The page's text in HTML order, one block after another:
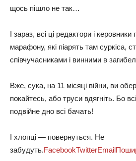
щось пішло не так…
І зараз, всі ці редактори і
марафону, які піарять там суркіса,
співчучасниками і винними в
Вже, сука, на 11 місяці війни, ви
покайтесь, або труси вдягніть. Бо
подвійне дно всі бачать!
І хлопці — повернуться. Не
забудуть.FacebookTwitterEmail